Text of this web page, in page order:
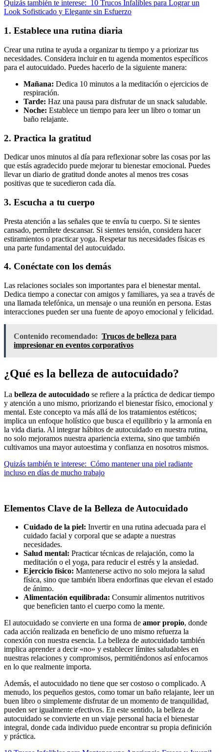
Quizás también te interese: 10 Trucos Infalibles para Lograr un
Look Sofisticado y Elegante sin Esfuerzo
1. Establece una rutina diaria
Crear una rutina te ayuda a organizar tu tiempo y a priorizar tus
necesidades. Considera incluir en tu agenda momentos específicos
para el autocuidado. Puedes hacerlo de la siguiente manera:
Mañana: Dedica 10 minutos a la meditación o ejercicios de
respiración.
Tarde: Haz una pausa para disfrutar de un snack saludable.
Noche: Establece un tiempo para leer un libro o tomar un
baño relajante.
2. Practica la gratitud
Dedicar unos minutos al día para reflexionar sobre las cosas por las
que estás agradecido puede mejorar tu bienestar emocional. Puedes
llevar un diario de gratitud donde anotes al menos tres cosas
positivas que te sucedieron cada día.
3. Escucha a tu cuerpo
Presta atención a las señales que te envía tu cuerpo. Si te sientes
cansado, permítete descansar. Si sientes tensión, considera hacer
estiramientos o practicar yoga. Respetar tus necesidades físicas es
una parte fundamental del autocuidado.
4. Conéctate con los demás
Las relaciones sociales son importantes para el bienestar mental.
Dedica tiempo a conectar con amigos y familiares, ya sea a través de
una llamada telefónica, un mensaje o una reunión en persona. Estas
interacciones pueden ser una fuente de apoyo emocional y felicidad.
Contenido recomendado: Trucos de belleza para
impresionar en eventos corporativos
¿Qué es la belleza de autocuidado?
La belleza de autocuidado se refiere a la práctica de dedicar tiempo
y atención a uno mismo, priorizando el bienestar físico, emocional y
mental. Este concepto va más allá de los tratamientos estéticos;
implica un enfoque holístico que busca el equilibrio y la armonía en
la vida diaria. Al integrar hábitos de autocuidado en nuestra rutina,
no solo mejoramos nuestra apariencia externa, sino que también
cultivamos una mayor autoestima y confianza en nosotros mismos.
Quizás también te interese: Cómo mantener una piel radiante
incluso en días de mucho trabajo
Elementos Clave de la Belleza de Autocuidado
Cuidado de la piel: Invertir en una rutina adecuada para el
cuidado facial y corporal que se adapte a nuestras
necesidades.
Salud mental: Practicar técnicas de relajación, como la
meditación o el yoga, para reducir el estrés y la ansiedad.
Ejercicio físico: Mantenerse activo no solo mejora la salud
física, sino que también libera endorfinas que elevan el estado
de ánimo.
Alimentación equilibrada: Consumir alimentos nutritivos
que beneficien tanto el cuerpo como la mente.
El autocuidado se convierte en una forma de amor propio, donde
cada acción realizada en beneficio de uno mismo refuerza la
conexión con nuestra esencia. La belleza de autocuidado también
implica aprender a decir «no» y establecer límites saludables en
nuestras relaciones y compromisos, permitiéndonos así enfocarnos
en lo que realmente importa.
Además, el autocuidado no tiene que ser costoso o complicado. A
menudo, los pequeños gestos, como tomar un baño relajante, leer un
buen libro o simplemente disfrutar de un momento de tranquilidad,
pueden ser igualmente efectivos. En este sentido, la belleza de
autocuidado se convierte en un viaje personal hacia el bienestar
integral, donde cada individuo puede encontrar su propia definición
y práctica.